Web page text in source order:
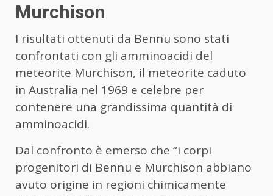
Murchison
I risultati ottenuti da Bennu sono stati
confrontati con gli amminoacidi del
meteorite Murchison, il meteorite caduto
in Australia nel 1969 e celebre per
contenere una grandissima quantità di
amminoacidi.
Dal confronto è emerso che “i corpi
progenitori di Bennu e Murchison abbiano
avuto origine in regioni chimicamente